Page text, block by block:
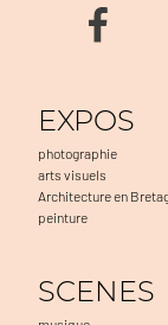
EXPOS
photographie
arts visuels
Architecture en
peinture
SCENES